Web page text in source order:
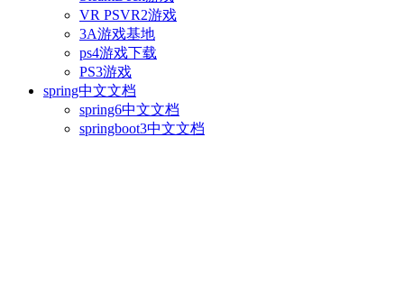
VR PSVR2游戏
3A游戏基地
ps4游戏下载
PS3游戏
spring中文文档
spring6中文文档
springboot3中文文档